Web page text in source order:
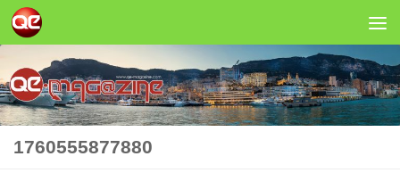
Salta al contenuto
1760555877880